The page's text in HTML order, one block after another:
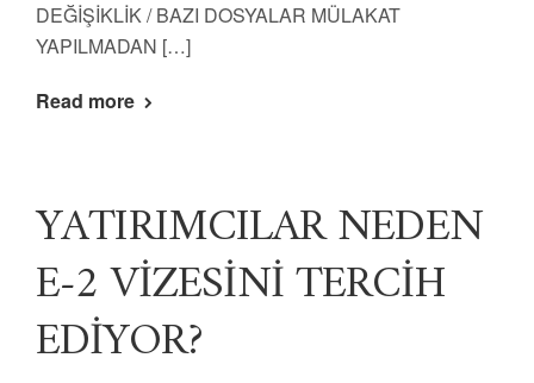
DEĞİŞİKLİK / BAZI DOSYALAR MÜLAKAT
YAPILMADAN […]
Read more
YATIRIMCILAR NEDEN
E-2 VİZESİNİ TERCİH
EDİYOR?